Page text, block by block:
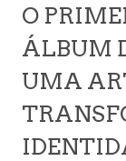
O
ÁLBUM
UMA